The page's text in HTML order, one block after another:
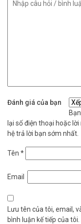
Đánh giá của bạn
lại số điện thoại hoặc
hệ trả lời bạn sớm nhất.
Tên *
Email
Lưu tên của tôi, email,
bình luận kế tiếp của tôi.